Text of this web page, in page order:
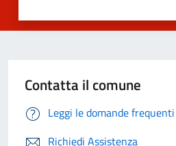
Contatta il comune
Leggi le domande frequenti
Richiedi Assistenza